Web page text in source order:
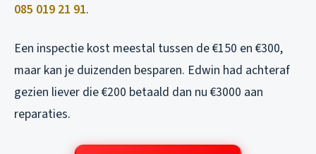
085 019 21 91.
Een inspectie kost meestal tussen de €150 en €300,
maar kan je duizenden besparen. Edwin had achteraf
gezien liever die €200 betaald dan nu €3000 aan
reparaties.